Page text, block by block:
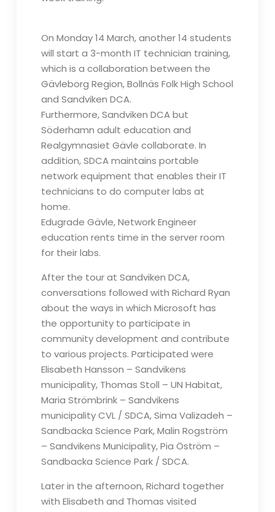
On Monday 14 March, another 14 students
will start a 3-month IT technician training,
which is a collaboration between the
Gävleborg Region, Bollnäs Folk High School
and Sandviken DCA.
Furthermore, Sandviken DCA but
Söderhamn adult education and
Realgymnasiet Gävle collaborate. In
addition, SDCA maintains portable
network equipment that enables their IT
technicians to do computer labs at
home.
Edugrade Gävle, Network Engineer
education rents time in the server room
for their labs.
After the tour at Sandviken DCA,
conversations followed with Richard Ryan
about the ways in which Microsoft has
the opportunity to participate in
community development and contribute
to various projects. Participated were
Elisabeth Hansson – Sandvikens
municipality, Thomas Stoll – UN Habitat,
Maria Strömbrink – Sandvikens
municipality CVL / SDCA, Sima Valizadeh –
Sandbacka Science Park, Malin Rogström
– Sandvikens Municipality, Pia Öström –
Sandbacka Science Park / SDCA.
Later in the afternoon, Richard together
with Elisabeth and Thomas visited